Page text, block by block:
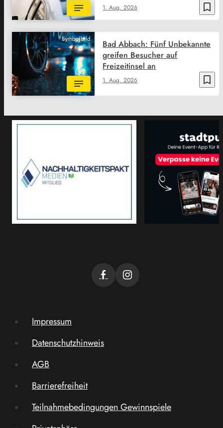
bookmark_border
1. Aug. 2026
Symbolbild
bookmark_border
1. Aug. 2026
Bad Abbach: Fünf Unbekannte
greifen Besucher auf
Freizeitinsel an
Impressum
Datenschutzhinweis
AGB
Barrierefreiheit
Teilnahmebedingungen Gewinnspiele